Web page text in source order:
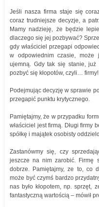
Jeśli nasza firma staje się
coraz trudniejsze decyzje, a
Mamy nadzieję, że będzie
dlaczego się jej pozbywać?
gdy właściciel przegapi
w odpowiednim czasie, może
ujemną. Gdy tak się stanie,
pozbyć się kłopotów, czyli… firmy!
Podejmując decyzję w sprawie
przegapić punktu krytycznego.
Pamiętajmy, że w przypadku
właściciel jest firmą. Długi firmy
spółkę i majątek osobisty
Zastanówmy się, czy
jeszcze na nim zarobić. Firmę
dobrze. Pamiętajmy, ze to, co
może być czymś bardzo
nas było kłopotem, np. sprzęt,
fantastyczną wartością – mówił